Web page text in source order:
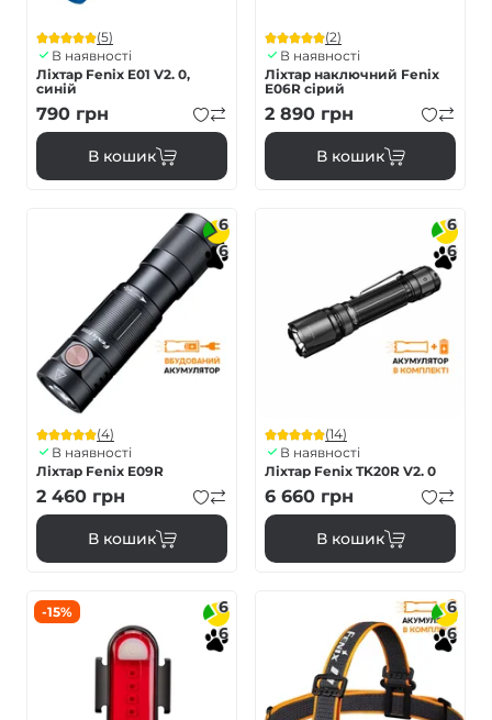
(5)
В наявності
Ліхтар Fenix E01 V2. 0,
синій
790 грн
В кошик
(2)
В наявності
Ліхтар наключний Fenix
E06R сірий
2 890 грн
В кошик
6
6
(4)
В наявності
Ліхтар Fenix E09R
2 460 грн
В кошик
6
6
(14)
В наявності
Ліхтар Fenix TK20R V2. 0
6 660 грн
В кошик
-15%
6
6
6
6